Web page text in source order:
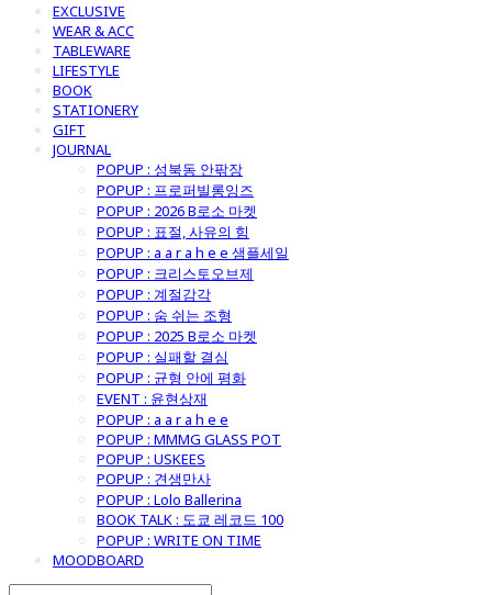
EXCLUSIVE
WEAR & ACC
TABLEWARE
LIFESTYLE
BOOK
STATIONERY
GIFT
JOURNAL
POPUP : 성북동 안팎장
POPUP : 프로퍼빌롱잉즈
POPUP : 2026 B로소 마켓
POPUP : 표절, 사유의 힘
POPUP : a a r a h e e 샘플세일
POPUP : 크리스토오브제
POPUP : 계절감각
POPUP : 숨 쉬는 조형
POPUP : 2025 B로소 마켓
POPUP : 실패할 결심
POPUP : 균형 안에 평화
EVENT : 윤현상재
POPUP : a a r a h e e
POPUP : MMMG GLASS POT
POPUP : USKEES
POPUP : 견생만사
POPUP : Lolo Ballerina
BOOK TALK : 도쿄 레코드 100
POPUP : WRITE ON TIME
MOODBOARD